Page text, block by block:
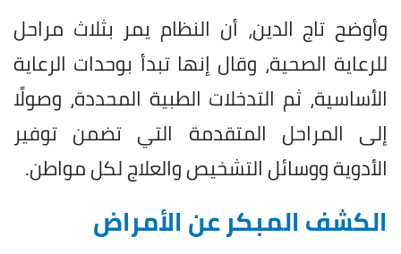
وأوضح تاج الدين، أن النظام يمر بثلاث مراحل
للرعاية الصحية، وقال إنها تبدأ بوحدات الرعاية
الأساسية، ثم التدخلات الطبية المحددة، وصولًا
إلى المراحل المتقدمة التي تضمن توفير
الأدوية ووسائل التشخيص والعلاج لكل مواطن.
الكشف المبكر عن الأمراض